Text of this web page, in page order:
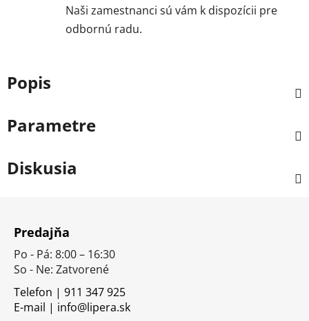
Naši zamestnanci sú vám k dispozícii pre
odbornú radu.
Popis
Parametre
Diskusia
Predajňa
Po - Pá: 8:00 – 16:30
So - Ne: Zatvorené
Telefon | 911 347 925
E-mail | info@lipera.sk